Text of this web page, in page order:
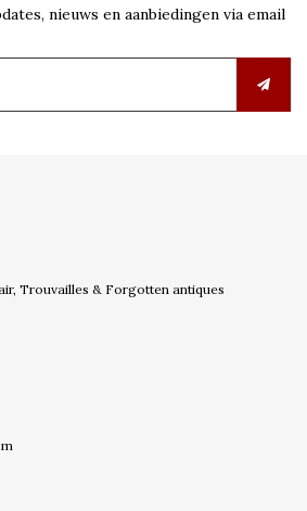
nieuws en aanbiedingen via email
Trouvailles & Forgotten antiques